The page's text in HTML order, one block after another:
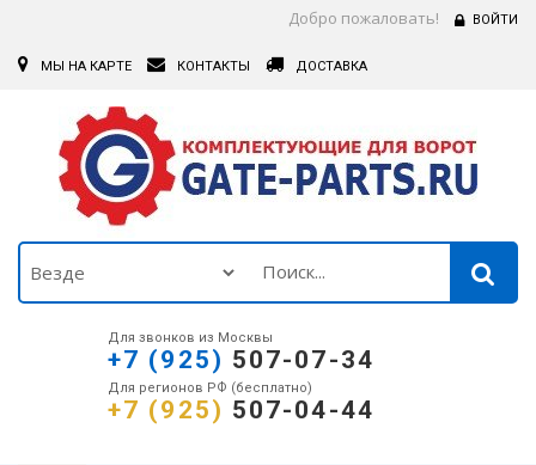
Добро пожаловать! ВОЙТИ
МЫ НА КАРТЕ КОНТАКТЫ ДОСТАВКА
Для звонков из Москвы
+7 (925) 507-07-34
Для регионов РФ (бесплатно)
+7 (925) 507-04-44